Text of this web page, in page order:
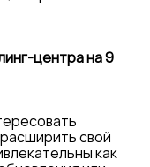
центра на 9
свой
как